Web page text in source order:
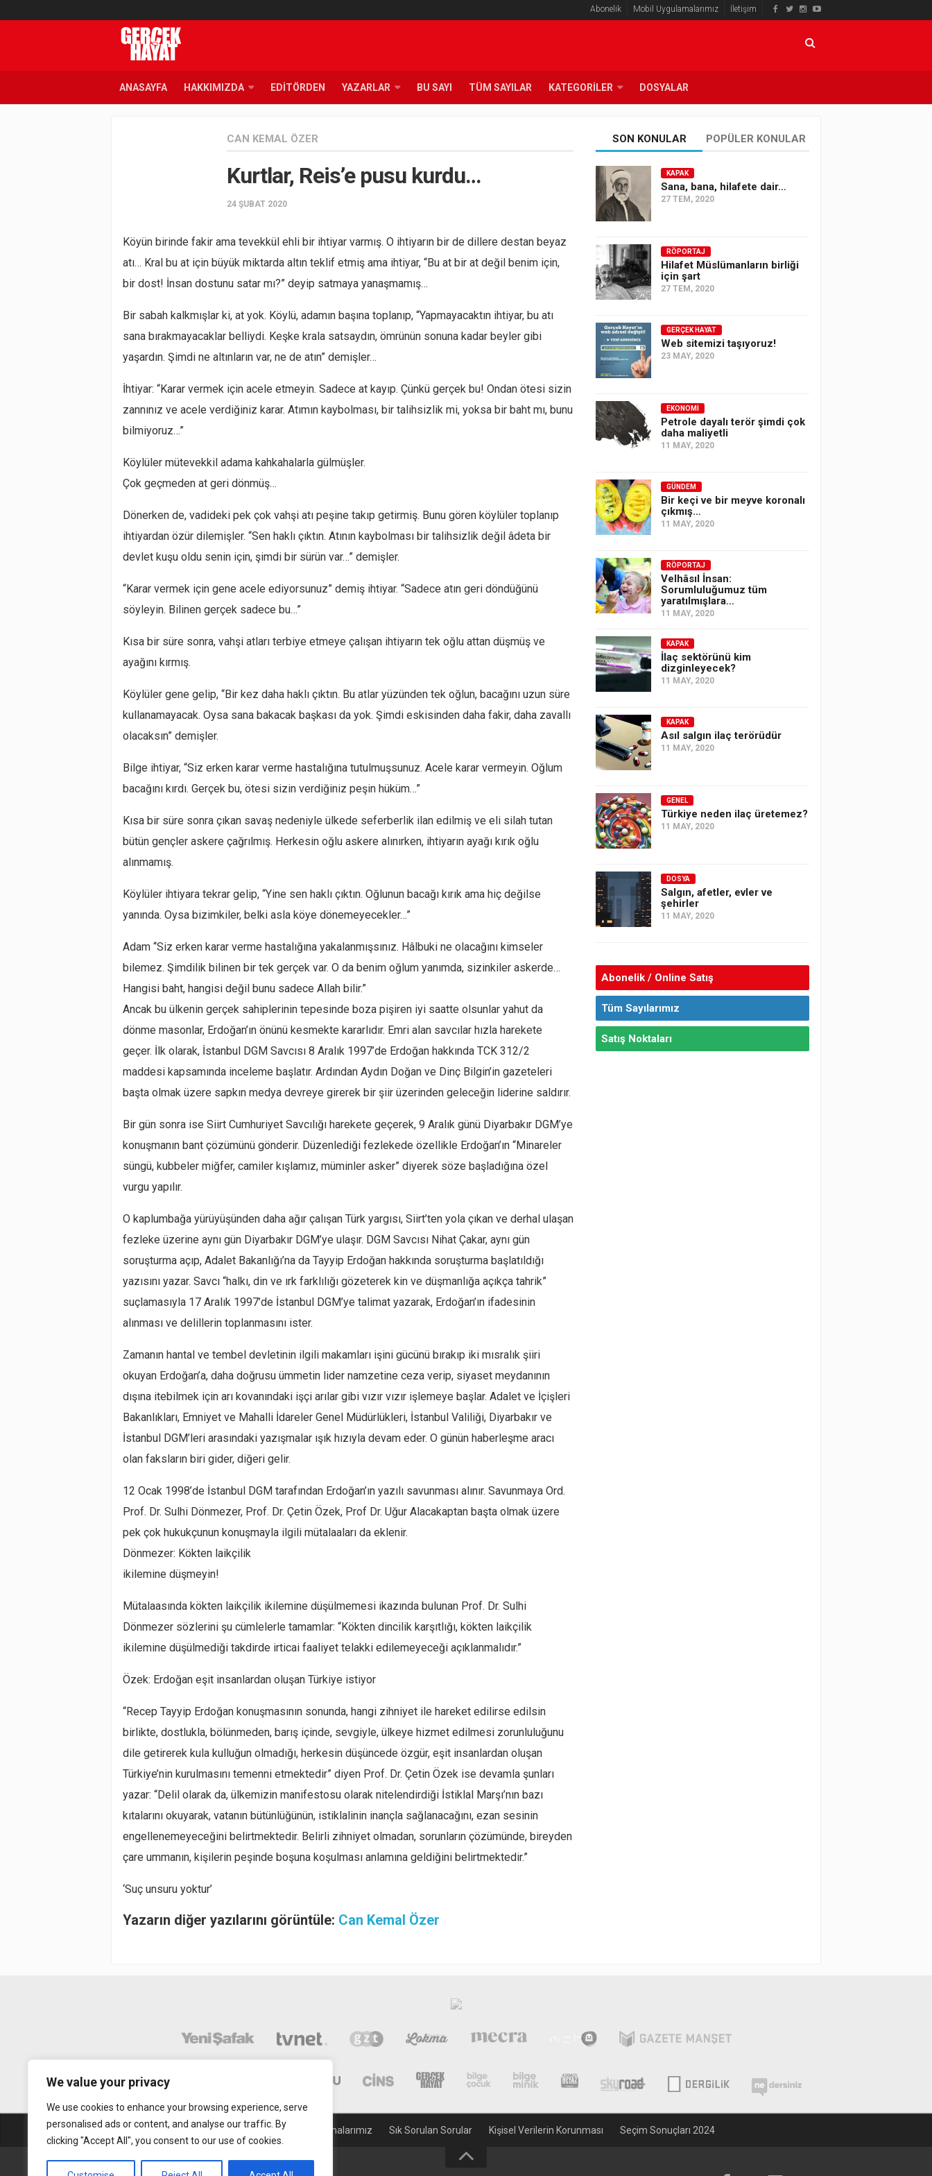
We value your privacy
We use cookies to enhance your browsing experience, serve
personalised ads or content, and analyse our traffic. By
clicking "Accept All", you consent to our use of cookies.
Abonelik Mobil Uygulamalarımız İletişim
ANASAYFA HAKKIMIZDA EDITÖRDEN YAZARLAR BU SAYI TÜM SAYILAR KATEGORILER DOSYALAR
CAN KEMAL ÖZER
Kurtlar, Reis’e pusu kurdu…
24 ŞUBAT 2020
Köyün birinde fakir ama tevekkül ehli bir ihtiyar varmış. O ihtiyarın bir de dillere destan beyaz
atı… Kral bu at için büyük miktarda altın teklif etmiş ama ihtiyar, “Bu at bir at değil benim için,
bir dost! İnsan dostunu satar mı?” deyip satmaya yanaşmamış…
Bir sabah kalkmışlar ki, at yok. Köylü, adamın başına toplanıp, “Yapmayacaktın ihtiyar, bu atı
sana bırakmayacaklar belliydi. Keşke krala satsaydın, ömrünün sonuna kadar beyler gibi
yaşardın. Şimdi ne altınların var, ne de atın” demişler…
İhtiyar: “Karar vermek için acele etmeyin. Sadece at kayıp. Çünkü gerçek bu! Ondan ötesi sizin
zannınız ve acele verdiğiniz karar. Atımın kaybolması, bir talihsizlik mi, yoksa bir baht mı, bunu
bilmiyoruz…”
Köylüler mütevekkil adama kahkahalarla gülmüşler.
Çok geçmeden at geri dönmüş…
Dönerken de, vadideki pek çok vahşi atı peşine takıp getirmiş. Bunu gören köylüler toplanıp
ihtiyardan özür dilemişler. “Sen haklı çıktın. Atının kaybolması bir talihsizlik değil âdeta bir
devlet kuşu oldu senin için, şimdi bir sürün var…” demişler.
“Karar vermek için gene acele ediyorsunuz” demiş ihtiyar. “Sadece atın geri döndüğünü
söyleyin. Bilinen gerçek sadece bu…”
Kısa bir süre sonra, vahşi atları terbiye etmeye çalışan ihtiyarın tek oğlu attan düşmüş ve
ayağını kırmış.
Köylüler gene gelip, “Bir kez daha haklı çıktın. Bu atlar yüzünden tek oğlun, bacağını uzun süre
kullanamayacak. Oysa sana bakacak başkası da yok. Şimdi eskisinden daha fakir, daha zavallı
olacaksın” demişler.
Bilge ihtiyar, “Siz erken karar verme hastalığına tutulmuşsunuz. Acele karar vermeyin. Oğlum
bacağını kırdı. Gerçek bu, ötesi sizin verdiğiniz peşin hüküm…”
Kısa bir süre sonra çıkan savaş nedeniyle ülkede seferberlik ilan edilmiş ve eli silah tutan
bütün gençler askere çağrılmış. Herkesin oğlu askere alınırken, ihtiyarın ayağı kırık oğlu
alınmamış.
Köylüler ihtiyara tekrar gelip, “Yine sen haklı çıktın. Oğlunun bacağı kırık ama hiç değilse
yanında. Oysa bizimkiler, belki asla köye dönemeyecekler…”
Adam “Siz erken karar verme hastalığına yakalanmışsınız. Hâlbuki ne olacağını kimseler
bilemez. Şimdilik bilinen bir tek gerçek var. O da benim oğlum yanımda, sizinkiler askerde…
Hangisi baht, hangisi değil bunu sadece Allah bilir.”
Ancak bu ülkenin gerçek sahiplerinin tepesinde boza pişiren iyi saatte olsunlar yahut da
dönme masonlar, Erdoğan’ın önünü kesmekte kararlıdır. Emri alan savcılar hızla harekete
geçer. İlk olarak, İstanbul DGM Savcısı 8 Aralık 1997’de Erdoğan hakkında TCK 312/2
maddesi kapsamında inceleme başlatır. Ardından Aydın Doğan ve Dinç Bilgin’in gazeteleri
başta olmak üzere sapkın medya devreye girerek bir şiir üzerinden geleceğin liderine saldırır.
Bir gün sonra ise Siirt Cumhuriyet Savcılığı harekete geçerek, 9 Aralık günü Diyarbakır DGM’ye
konuşmanın bant çözümünü gönderir. Düzenlediği fezlekede özellikle Erdoğan’ın “Minareler
süngü, kubbeler miğfer, camiler kışlamız, müminler asker” diyerek söze başladığına özel
vurgu yapılır.
O kaplumbağa yürüyüşünden daha ağır çalışan Türk yargısı, Siirt’ten yola çıkan ve derhal ulaşan
fezleke üzerine aynı gün Diyarbakır DGM’ye ulaşır. DGM Savcısı Nihat Çakar, aynı gün
soruşturma açıp, Adalet Bakanlığı’na da Tayyip Erdoğan hakkında soruşturma başlatıldığı
yazısını yazar. Savcı “halkı, din ve ırk farklılığı gözeterek kin ve düşmanlığa açıkça tahrik”
suçlamasıyla 17 Aralık 1997’de İstanbul DGM’ye talimat yazarak, Erdoğan’ın ifadesinin
alınması ve delillerin toplanmasını ister.
Zamanın hantal ve tembel devletinin ilgili makamları işini gücünü bırakıp iki mısralık şiiri
okuyan Erdoğan’a, daha doğrusu ümmetin lider namzetine ceza verip, siyaset meydanının
dışına itebilmek için arı kovanındaki işçi arılar gibi vızır vızır işlemeye başlar. Adalet ve İçişleri
Bakanlıkları, Emniyet ve Mahalli İdareler Genel Müdürlükleri, İstanbul Valiliği, Diyarbakır ve
İstanbul DGM’leri arasındaki yazışmalar ışık hızıyla devam eder. O günün haberleşme aracı
olan faksların biri gider, diğeri gelir.
12 Ocak 1998’de İstanbul DGM tarafından Erdoğan’ın yazılı savunması alınır. Savunmaya Ord.
Prof. Dr. Sulhi Dönmezer, Prof. Dr. Çetin Özek, Prof Dr. Uğur Alacakaptan başta olmak üzere
pek çok hukukçunun konuşmayla ilgili mütalaaları da eklenir.
Dönmezer: Kökten laikçilik
ikilemine düşmeyin!
Mütalaasında kökten laikçilik ikilemine düşülmemesi ikazında bulunan Prof. Dr. Sulhi
Dönmezer sözlerini şu cümlelerle tamamlar: “Kökten dincilik karşıtlığı, kökten laikçilik
ikilemine düşülmediği takdirde irticai faaliyet telakki edilemeyeceği açıklanmalıdır.”
Özek: Erdoğan eşit insanlardan oluşan Türkiye istiyor
“Recep Tayyip Erdoğan konuşmasının sonunda, hangi zihniyet ile hareket edilirse edilsin
birlikte, dostlukla, bölünmeden, barış içinde, sevgiyle, ülkeye hizmet edilmesi zorunluluğunu
dile getirerek kula kulluğun olmadığı, herkesin düşüncede özgür, eşit insanlardan oluşan
Türkiye’nin kurulmasını temenni etmektedir” diyen Prof. Dr. Çetin Özek ise devamla şunları
yazar: “Delil olarak da, ülkemizin manifestosu olarak nitelendirdiği İstiklal Marşı’nın bazı
kıtalarını okuyarak, vatanın bütünlüğünün, istiklalinin inançla sağlanacağını, ezan sesinin
engellenemeyeceğini belirtmektedir. Belirli zihniyet olmadan, sorunların çözümünde, bireyden
çare ummanın, kişilerin peşinde boşuna koşulması anlamına geldiğini belirtmektedir.”
‘Suç unsuru yoktur’
Yazarın diğer yazılarını görüntüle: Can Kemal Özer
SON KONULAR POPÜLER KONULAR
KAPAK
Sana, bana, hilafete dair…
27 TEM, 2020
RÖPORTAJ
Hilafet Müslümanların birliği
için şart
27 TEM, 2020
GERÇEK HAYAT
Web sitemizi taşıyoruz!
23 MAY, 2020
EKONOMI
Petrole dayalı terör şimdi çok
daha maliyetli
11 MAY, 2020
GÜNDEM
Bir keçi ve bir meyve koronalı
çıkmış…
11 MAY, 2020
RÖPORTAJ
Velhâsıl İnsan:
Sorumluluğumuz tüm
yaratılmışlara…
11 MAY, 2020
KAPAK
İlaç sektörünü kim
dizginleyecek?
11 MAY, 2020
KAPAK
Asıl salgın ilaç terörüdür
11 MAY, 2020
GENEL
Türkiye neden ilaç üretemez?
11 MAY, 2020
DOSYA
Salgın, afetler, evler ve
şehirler
11 MAY, 2020
Abonelik / Online Satış
Tüm Sayılarımız
Satış Noktaları
Abonelik Mobil Uygulamalarımız Sık Sorulan Sorular Kişisel Verilerin Korunması Seçim Sonuçları 2024